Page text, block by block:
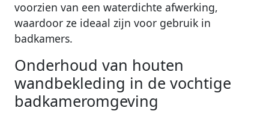
voorzien van een waterdichte afwerking,
waardoor ze ideaal zijn voor gebruik in
badkamers.
Onderhoud van houten
wandbekleding in de vochtige
badkameromgeving